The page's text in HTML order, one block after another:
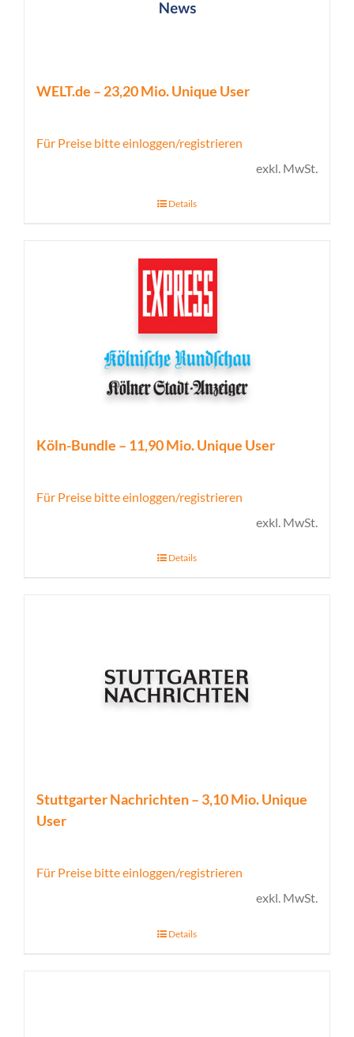
WELT.de – 23,20 Mio. Unique User
Für Preise bitte einloggen/registrieren
exkl. MwSt.
Details
Köln-Bundle – 11,90 Mio. Unique User
Für Preise bitte einloggen/registrieren
exkl. MwSt.
Details
Stuttgarter Nachrichten – 3,10 Mio. Unique
User
Für Preise bitte einloggen/registrieren
exkl. MwSt.
Details